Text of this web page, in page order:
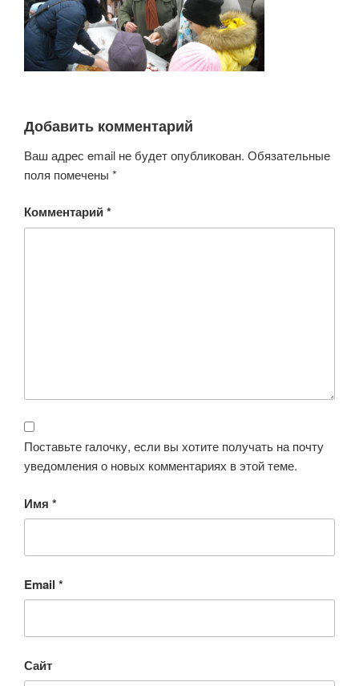
Добавить комментарий
Ваш адрес email не будет опубликован. Обязательные
поля помечены *
Комментарий*
Поставьте галочку, если вы хотите получать на почту
уведомления о новых комментариях в этой теме.
Имя *
Email *
Сайт